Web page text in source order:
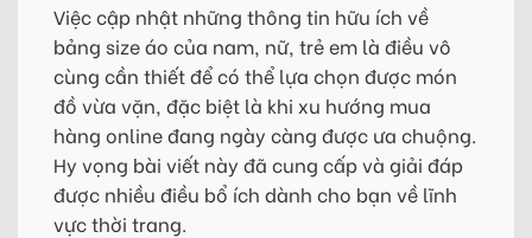
Việc cập nhật những thông tin hữu ích về
bảng size áo của nam, nữ, trẻ em là điều vô
cùng cần thiết để có thể lựa chọn được món
đồ vừa vặn, đặc biệt là khi xu hướng mua
hàng online đang ngày càng được ưa chuộng.
Hy vọng bài viết này đã cung cấp và giải đáp
được nhiều điều bổ ích dành cho bạn về lĩnh
vực thời trang.